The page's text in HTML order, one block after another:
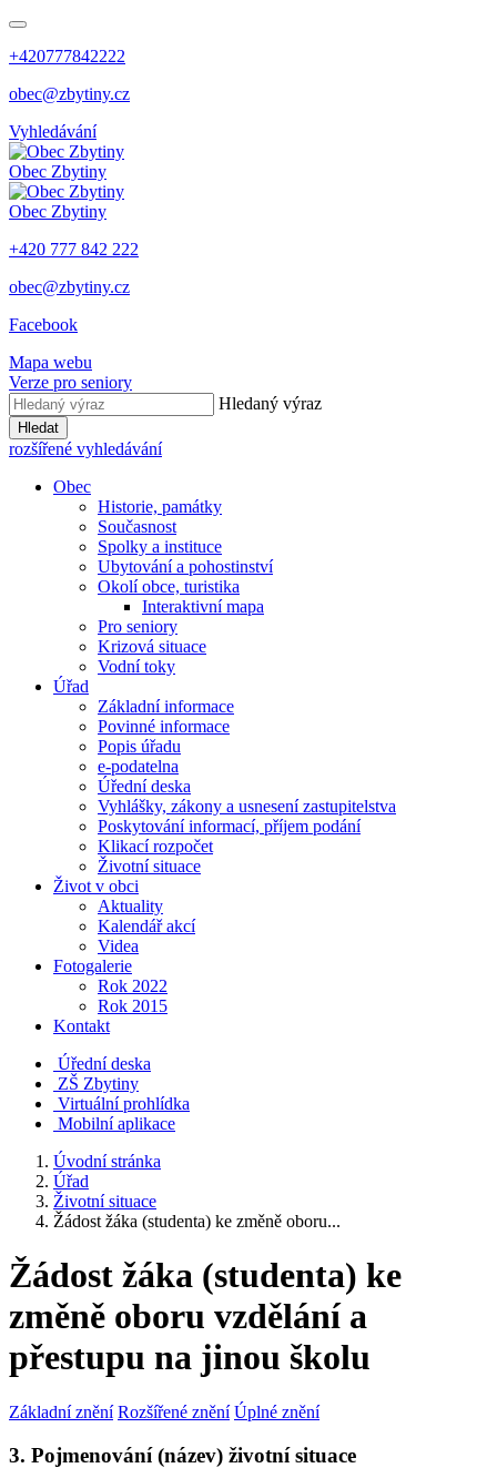
+420777842222
obec@zbytiny.cz
Vyhledávání
Obec Zbytiny
Obec Zbytiny
+420 777 842 222
obec@zbytiny.cz
Facebook
Mapa webu
Verze pro seniory
Hledaný výraz
Hledat
rozšířené vyhledávání
Obec
Historie, památky
Současnost
Spolky a instituce
Ubytování a pohostinství
Okolí obce, turistika
Interaktivní mapa
Pro seniory
Krizová situace
Vodní toky
Úřad
Základní informace
Povinné informace
Popis úřadu
e-podatelna
Úřední deska
Vyhlášky, zákony a usnesení zastupitelstva
Poskytování informací, příjem podání
Klikací rozpočet
Životní situace
Život v obci
Aktuality
Kalendář akcí
Videa
Fotogalerie
Rok 2022
Rok 2015
Kontakt
Úřední deska
ZŠ Zbytiny
Virtuální prohlídka
Mobilní aplikace
Úvodní stránka
Úřad
Životní situace
Žádost žáka (studenta) ke změně oboru...
Žádost žáka (studenta) ke
změně oboru vzdělání a
přestupu na jinou školu
Základní znění Rozšířené znění Úplné znění
3. Pojmenování (název) životní situace